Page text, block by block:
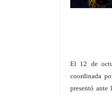
El 12 de
coordinada
presentó